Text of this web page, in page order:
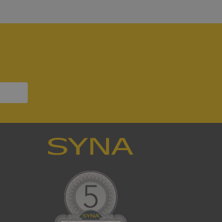
ställs av
MVC-teknik.
när
interaktion med
och utför
besökte